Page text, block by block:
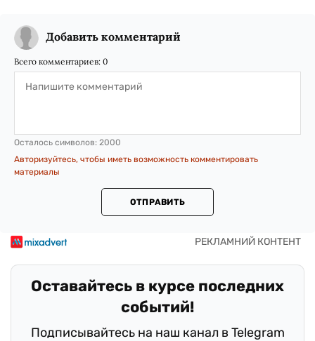
Добавить комментарий
Всего комментариев: 0
Осталось символов: 2000
Авторизуйтесь, чтобы иметь возможность комментировать
материалы
ОТПРАВИТЬ
Оставайтесь в курсе последних
событий!
Подписывайтесь на наш канал в Telegram